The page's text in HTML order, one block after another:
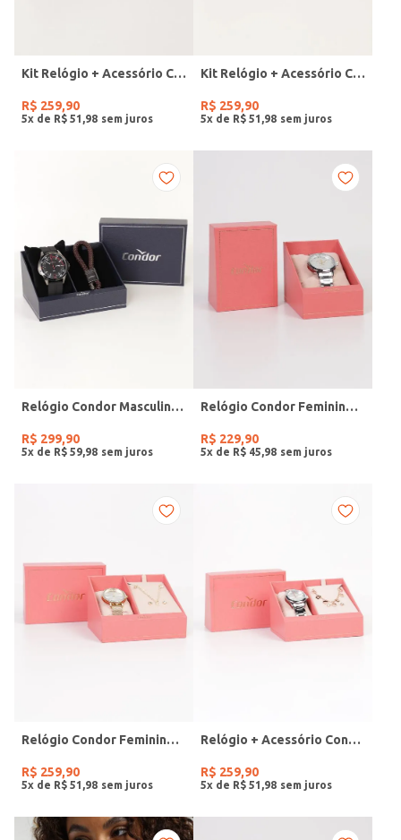
Kit Relógio + Acessório Condor Feminino DOURADO
R$ 259,90
5x de R$ 51 98
Kit Relógio + Acessório Condor Feminino DOURADO
R$ 259,90
5x de R$ 51 98
Relógio Condor Masculino PRETO
R$ 299,90
5x de R$ 59 98
Relógio Condor Feminino PRATA
R$ 229,90
5x de R$ 45 98
Relógio Condor Feminino DOURADO
R$ 259,90
5x de R$ 51 98
Relógio + Acessório Condor Feminino PRATA
R$ 259,90
5x de R$ 51 98